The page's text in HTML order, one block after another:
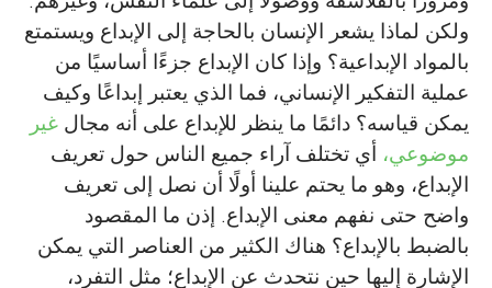
ولكن لماذا يشعر الإنسان بالحاجة إلى الإبداع ويستمتع
بالمواد الإبداعية؟ وإذا كان الإبداع جزءًا أساسيًا من
عملية التفكير الإنساني، فما الذي يعتبر إبداعًا وكيف
يمكن قياسه؟ دائمًا ما ينظر للإبداع على أنه مجال غير
موضوعي، أي تختلف آراء جميع الناس حول تعريف
الإبداع، وهو ما يحتم علينا أولًا أن نصل إلى تعريف
واضح حتى نفهم معنى الإبداع. إذن ما المقصود
بالضبط بالإبداع؟ هناك الكثير من العناصر التي يمكن
الإشارة إليها حين نتحدث عن الإبداع؛ مثل التفرد،